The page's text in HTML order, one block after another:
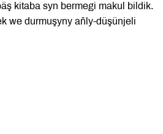
kitaba syn bermegi makul bildik.
we durmuşyny aňly-düşünjeli